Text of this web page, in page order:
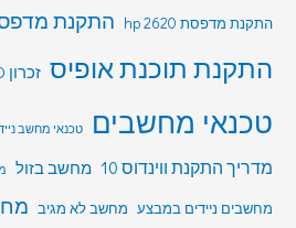
התקנת מדפסת hp 2620 התקנת
התקנת תוכנת אופיס זכרון SSD
טכנאי מחשבים טכנאי מחשב
מדריך התקנת ווינדוס 10 מחשב בזול
מחשבים ניידים במבצע מחשב לא מגיב